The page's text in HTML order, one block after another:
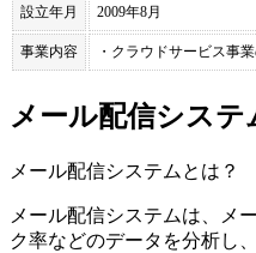
設立年月 2009年8月
事業内容 ・クラウドサービス事
メール配信システ
メール配信システム とは？
メール配信システムは、メ
ク率などのデータを分析し